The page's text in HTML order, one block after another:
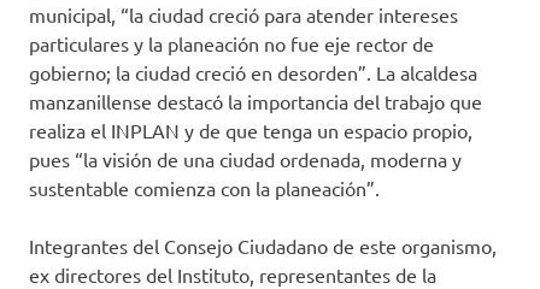
municipal, “la ciudad creció para atender intereses
particulares y la planeación no fue eje rector de
gobierno; la ciudad creció en desorden”. La alcaldesa
manzanillense destacó la importancia del trabajo que
realiza el INPLAN y de que tenga un espacio propio,
pues “la visión de una ciudad ordenada, moderna y
sustentable comienza con la planeación”.
Integrantes del Consejo Ciudadano de este organismo,
ex directores del Instituto, representantes de la